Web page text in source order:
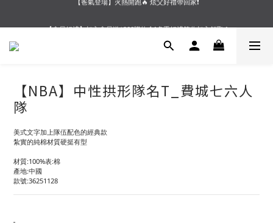
【夏末OUTLET】專區全面5折起❗超值入手就趁現在🔥
【NBA】中性拱形隊名T_費城七六人
隊
美式文字加上隊伍配色的經典款
紮實的純棉材質硬挺有型
材質:100%表:棉
產地:中國
款號:36251128